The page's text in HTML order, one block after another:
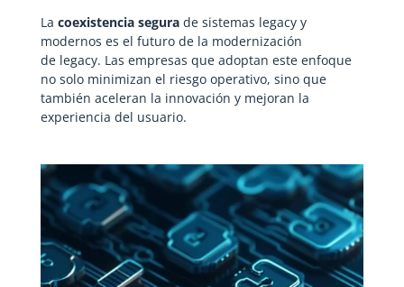
La coexistencia segurade sistemas legacy y
modernos es el futuro de la modernización
de legacy. Las empresas que adoptan este enfoque
no solo minimizan el riesgo operativo, sino que
también aceleran la innovación y mejoran la
experiencia del usuario.